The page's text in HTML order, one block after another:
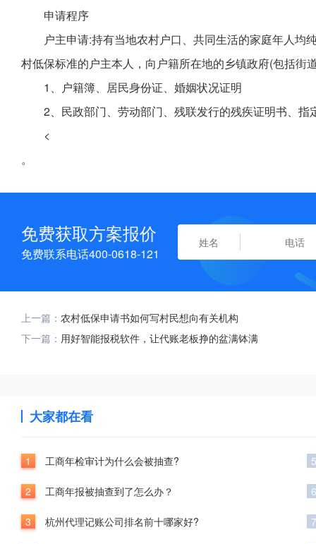
申请程序
户主申请:持有当地农村户口、共同生活的家庭年人
村低保标准的户主本人，向户籍所在地的乡镇政府(包括
1、户籍簿、居民身份证、婚姻状况证明
2、民政部门、劳动部门、残联发行的残疾证明书、
<
。
免费获取方案报价
免费联系电话400-0618-121
上一篇： 农村低保申请书如何写村民想向有关机构
下一篇： 用好智能报税软件，让代账老板挣的盆满钵满
大家都在看
1 工商年检审计为什么会被抽查?
2 工商年报被抽查到了怎么办？
3 杭州代理记账公司排名前十哪家好?
5
6
7